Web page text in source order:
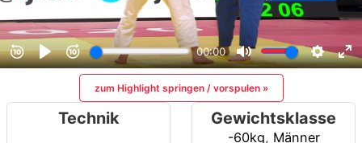
zum Highlight springen / vorspulen »
Technik Gewichtsklasse
-60kg, Männer